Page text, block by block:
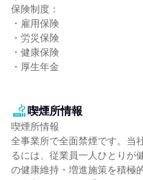
保険制度：
・雇用保険
・労災保険
・健康保険
・厚生年金
喫煙所情報
喫煙所情報
全事業所で全面禁煙です。当
るには、従業員一人ひとりが
の健康維持・増進施策を積極